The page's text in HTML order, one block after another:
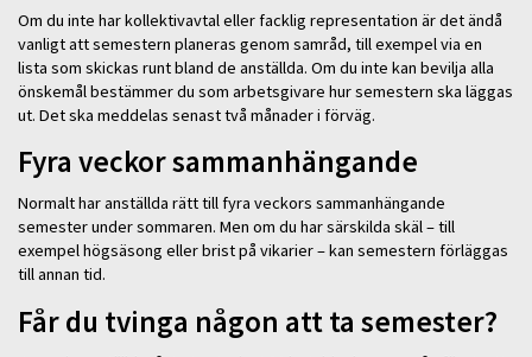
Om du inte har kollektivavtal eller facklig representation är det ändå
vanligt att semestern planeras genom samråd, till exempel via en
lista som skickas runt bland de anställda. Om du inte kan bevilja alla
önskemål bestämmer du som arbetsgivare hur semestern ska läggas
ut. Det ska meddelas senast två månader i förväg.
Fyra veckor sammanhängande
Normalt har anställda rätt till fyra veckors sammanhängande
semester under sommaren. Men om du har särskilda skäl – till
exempel högsäsong eller brist på vikarier – kan semestern förläggas
till annan tid.
Får du tvinga någon att ta semester?